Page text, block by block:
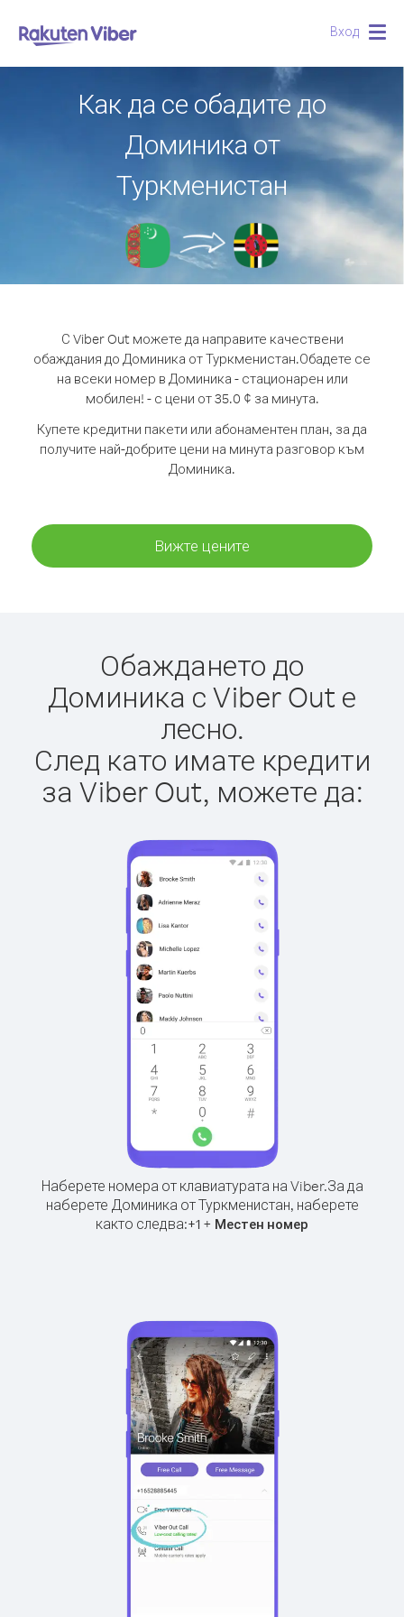
Вход
Как да се обадите до
Доминика от
Туркменистан
С Viber Out можете да направите качествени
обаждания до Доминика от Туркменистан.Обадете се
на всеки номер в Доминика - стационарен или
мобилен! - с цени от 35.0 ¢ за минута.
Купете кредитни пакети или абонаментен план, за да
получите най-добрите цени на минута разговор към
Доминика.
Вижте цените
Обаждането до
Доминика с Viber Out е
лесно.
След като имате кредити
за Viber Out, можете да:
Наберете номера от клавиатурата на Viber.За да
наберете Доминика от Туркменистан, наберете
както следва:+1 + Местен номер